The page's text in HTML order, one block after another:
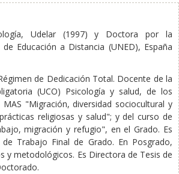
Udelar (1997) y Doctora por la
Educación a Distancia (UNED), España
de Dedicación Total. Docente de la
(UCO) Psicología y salud, de los
"Migración, diversidad sociocultural y
religiosas y salud"; y del curso de
migración y refugio", en el Grado. Es
Trabajo Final de Grado. En Posgrado,
y metodológicos. Es Directora de Tesis de